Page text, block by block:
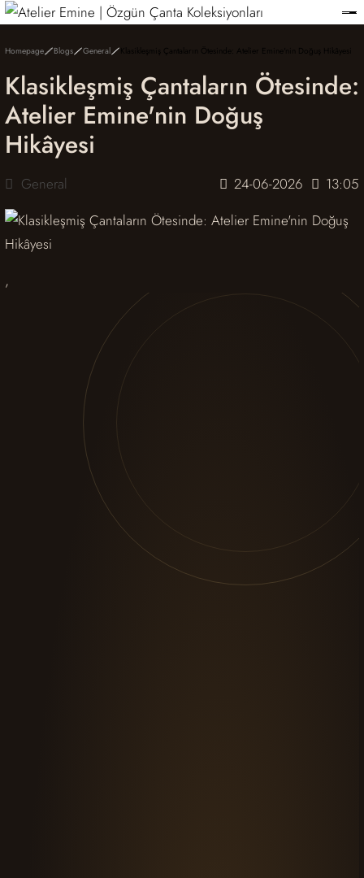
Member-only privileges await you.
Custom-Designed Natural Stone Bags
Homepage
Blogs General Klasikleşmiş Çantaların Ötesinde: Atelier Emine'nin Doğuş Hikâyesi
Klasikleşmiş Çantaların Ötesinde:
Atelier Emine'nin Doğuş
Hikâyesi
General 24-06-2026 13:05
,